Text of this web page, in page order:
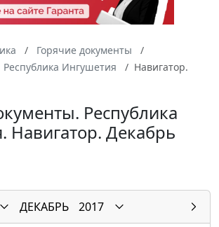
Горячие документы
Республика Ингушетия
Навигатор.
Республика
Навигатор. Декабрь
ДЕКАБРЬ
2017